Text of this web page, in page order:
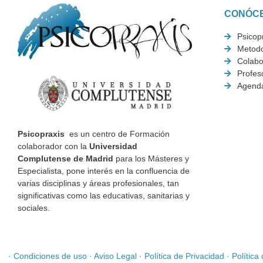
Psicopraxis es un centro de Formación
colaborador con la Universidad
Complutense de Madrid para los Másteres y
Especialista, pone interés en la confluencia de
varias disciplinas y áreas profesionales, tan
significativas como las educativas, sanitarias y
sociales.
· Condiciones de uso· Aviso Legal· Política de Privacidad · Política